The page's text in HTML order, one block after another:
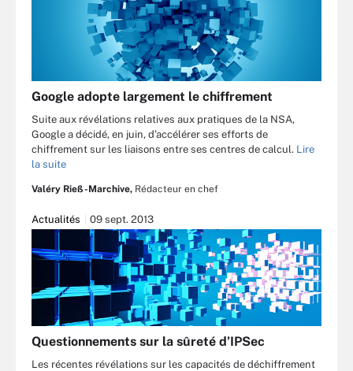
Google adopte largement le chiffrement
Suite aux révélations relatives aux pratiques de la NSA,
Google a décidé, en juin, d’accélérer ses efforts de
chiffrement sur les liaisons entre ses centres de calcul. Lire
la suite
Valéry Rieß-Marchive, Rédacteur en chef
Actualités 09 sept. 2013
Questionnements sur la sûreté d’IPSec
Les récentes révélations sur les capacités de déchiffrement